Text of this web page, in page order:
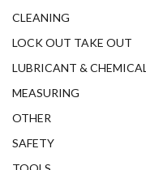
CLEANING
LOCK OUT TAKE OUT
LUBRICANT &
MEASURING
OTHER
SAFETY